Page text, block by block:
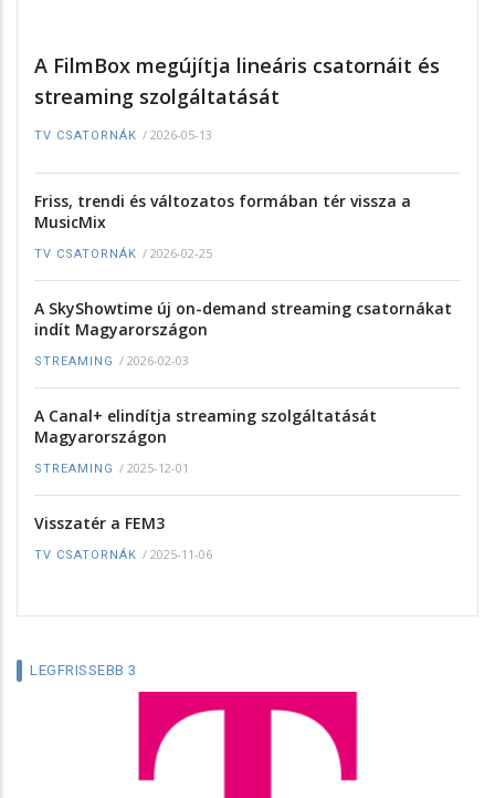
A FilmBox megújítja lineáris csatornáit és
streaming szolgáltatását
TV CSATORNÁK / 2026-05-13
Friss, trendi és változatos formában tér vissza a
MusicMix
TV CSATORNÁK / 2026-02-25
A SkyShowtime új on-demand streaming csatornákat
indít Magyarországon
STREAMING / 2026-02-03
A Canal+ elindítja streaming szolgáltatását
Magyarországon
STREAMING / 2025-12-01
Visszatér a FEM3
TV CSATORNÁK / 2025-11-06
LEGFRISSEBB 3